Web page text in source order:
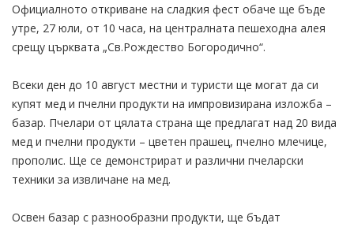
Официалното откриване на сладкия фест обаче ще бъде
утре, 27 юли, от 10 часа, на централната пешеходна алея
срещу църквата „Св.Рождество Богородично“.
Всеки ден до 10 август местни и туристи ще могат да си
купят мед и пчелни продукти на импровизирана изложба –
базар. Пчелари от цялата страна ще предлагат над 20 вида
мед и пчелни продукти – цветен прашец, пчелно млечице,
прополис. Ще се демонстрират и различни пчеларски
техники за извличане на мед.
Освен базар с разнообразни продукти, ще бъдат